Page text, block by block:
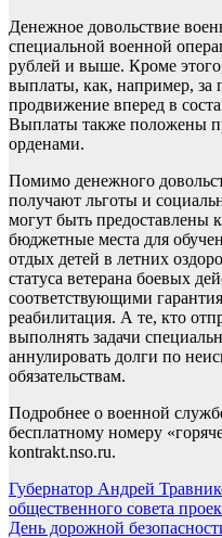
Денежное довольствие
специальной военной
рублей и выше. Кроме
выплаты, как, например, за
продвижение вперед в
Выплаты также положены
орденами.
Помимо денежного
получают льготы и
могут быть предоставлены
бюджетные места для
отдых детей в летних
статуса ветерана боевых
соответствующими
реабилитация. А те, кто
выполнять задачи
аннулировать долги по
обязательствам.
Подробнее о военной
бесплатному номеру
kontrakt.nso.ru.
Навигация
по
Губернатор Андрей
общественного совета
День дорожной